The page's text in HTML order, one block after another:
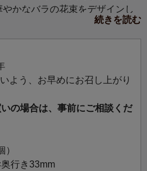
かなバラの花束をデザインし
に花束がふんわりと広がるよ
披露宴の際に手渡しで贈るプ
ただけます。
ティーなピーチが初々しく香
。フラワーシャワーのような
き立つお茶の時間を演出して
続きを読む
よう、お早めにお召し上がり
の場合は、事前にご相談くだ
行き33mm